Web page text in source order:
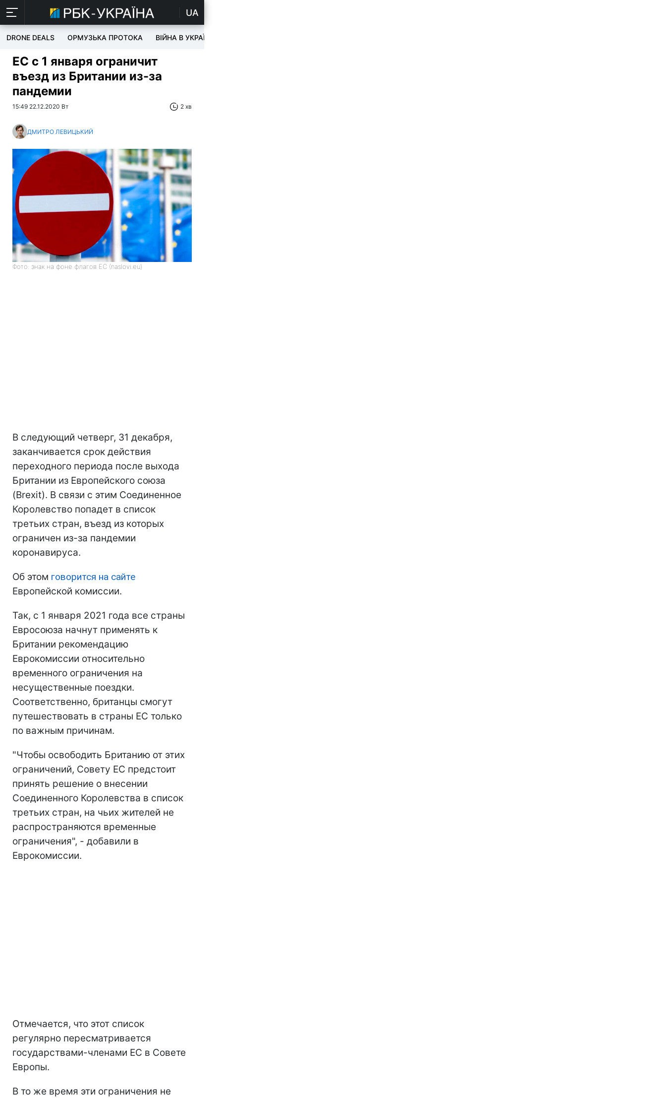
UA
DRONE DEALS ОРМУЗЬКА ПРОТОКА ВІЙНА В УКРАЇНІ
ЕС с 1 января ограничит
въезд из Британии из-за
пандемии
15:49 22.12.2020 Вт 2 хв
ДМИТРО ЛЕВИЦЬКИЙ
Фото: знак на фоне флагов ЕС (naslovi.eu)
В следующий четверг, 31 декабря,
заканчивается срок действия
переходного периода после выхода
Британии из Европейского союза
(Brexit). В связи с этим Соединенное
Королевство попадет в список
третьих стран, въезд из которых
ограничен из-за пандемии
коронавируса.
Об этом говорится на сайте
Европейской комиссии.
Так, с 1 января 2021 года все страны
Евросоюза начнут применять к
Британии рекомендацию
Еврокомиссии относительно
временного ограничения на
несущественные поездки.
Соответственно, британцы смогут
путешествовать в страны ЕС только
по важным причинам.
"Чтобы освободить Британию от этих
ограничений, Совету ЕС предстоит
принять решение о внесении
Соединенного Королевства в список
третьих стран, на чьих жителей не
распространяются временные
ограничения", - добавили в
Еврокомиссии.
Отмечается, что этот список
регулярно пересматривается
государствами-членами ЕС в Совете
Европы.
В то же время эти ограничения не